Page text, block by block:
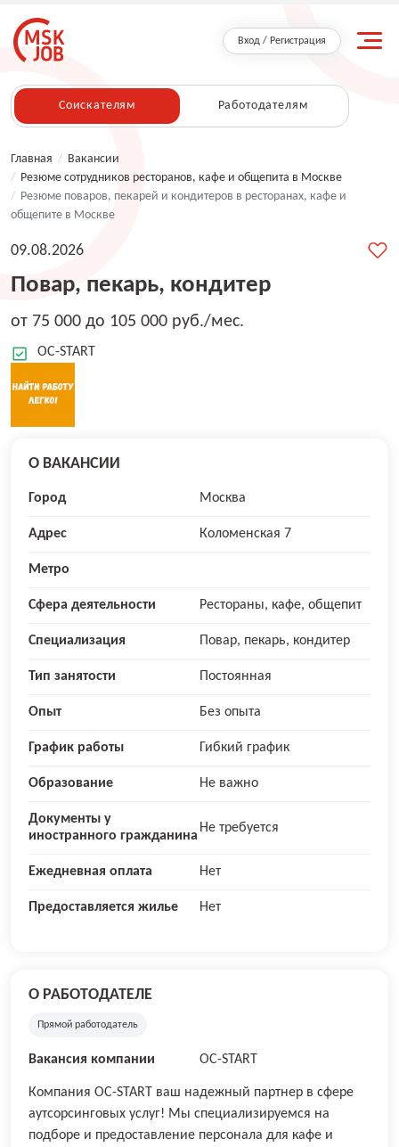
Вход / Регистрация
Соискателям Работодателям
Главная / Вакансии
/ Резюме сотрудников ресторанов, кафе и общепита в Москве
/ Резюме поваров, пекарей и кондитеров в ресторанах, кафе и
общепите в Москве
Повар, пекарь, кондитер
09.08.2026
от 75 000 до 105 000 руб./мес.
OC-START
О ВАКАНСИИ
Город Москва
Адрес Коломенская 7
Метро
Сфера деятельности Рестораны, кафе, общепит
Специализация Повар, пекарь, кондитер
Тип занятости Постоянная
Опыт Без опыта
График работы Гибкий график
Образование Не важно
Документы у
иностранного гражданина
Не требуется
Ежедневная оплата Нет
Предоставляется жилье Нет
О РАБОТОДАТЕЛЕ
Прямой работодатель
Вакансия компании OC-START
Компания OC-START ваш надежный партнер в сфере
аутсорсинговых услуг! Мы специализируемся на
подборе и предоставление персонала для кафе и